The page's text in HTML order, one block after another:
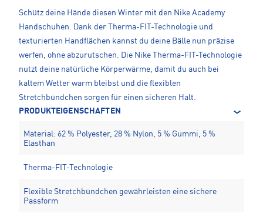
Schütz deine Hände diesen Winter mit den Nike Academy
Handschuhen. Dank der Therma-FIT-Technologie und
texturierten Handflächen kannst du deine Bälle nun präzise
werfen, ohne abzurutschen. Die Nike Therma-FIT-Technologie
nutzt deine natürliche Körperwärme, damit du auch bei
kaltem Wetter warm bleibst und die flexiblen
Stretchbündchen sorgen für einen sicheren Halt.
PRODUKTEIGENSCHAFTEN
Material: 62 % Polyester, 28 % Nylon, 5 % Gummi, 5 %
Elasthan
Therma-FIT-Technologie
Flexible Stretchbündchen gewährleisten eine sichere
Passform